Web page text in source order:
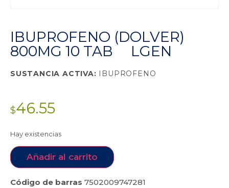
IBUPROFENO (DOLVER)
800MG 10 TAB LGEN
SUSTANCIA ACTIVA: IBUPROFENO
$46.55
Hay existencias
Añadir al carrito
Código de barras 7502009747281